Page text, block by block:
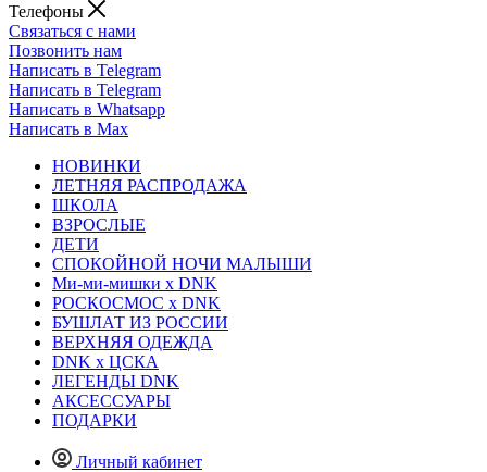
Телефоны
Связаться с нами
Позвонить нам
Написать в Telegram
Написать в Telegram
Написать в Whatsapp
Написать в Max
НОВИНКИ
ЛЕТНЯЯ РАСПРОДАЖА
ШКОЛА
ВЗРОСЛЫЕ
ДЕТИ
СПОКОЙНОЙ НОЧИ МАЛЫШИ
Ми-ми-мишки x DNK
РОСКОСМОС x DNK
БУШЛАТ ИЗ РОССИИ
ВЕРХНЯЯ ОДЕЖДА
DNK x ЦСКА
ЛЕГЕНДЫ DNK
АКСЕССУАРЫ
ПОДАРКИ
Личный кабинет